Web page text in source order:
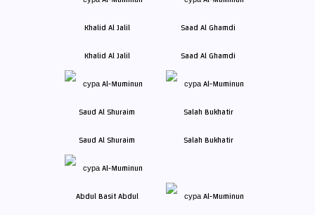
Khalid Al Jalil Saad Al Ghamdi
Saud Al Shuraim Salah Bukhatir